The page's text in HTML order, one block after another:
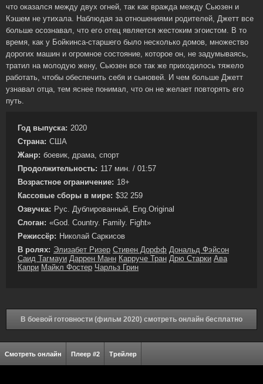
что оказался между двух огней, так как вражда между Сьюзен и
Кэшем не утихала. Наблюдая за отношениями родителей, Джетт все
больше осознавал, что его отец является жестоким эгоистом. В то
время, как у Бойкинса-старшего было несколько домов, множество
дорогих машин и огромное состояние, которое он, не задумываясь,
тратил на молодую жену, Сьюзен все так же приходилось тяжело
работать, чтобы обеспечить себя и сыновей. И чем больше Джетт
узнавал отца, тем яснее понимал, что он не желает повторять его
путь.
Год выпуска: 2020
Страна: США
Жанр: боевик, драма, спорт
Продолжительность: 117 мин. / 01:57
Возрастное ограничение: 18+
Кассовые сборы в мире: $32 259
Озвучка: Рус. Дублированный, Eng.Original
Слоган: «God. Country. Family. Fight»
Режиссёр: Николай Саркисов
В ролях: Элизабет Ризер Стивен Дорфф Дональд Фэйсон
Саид Тагмауи Даррен Манн Карруче Тран Дрю Старки Ава
Капри Майкл Фостер Чарльз Грин
В боевой готовности (фильм 2020) смотреть онлайн бесплатно
Смотреть онлайн Плеер #2 Трейлер